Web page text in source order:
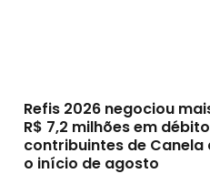
Refis 2026 negociou
R$ 7,2 milhões em
contribuintes de Canela
o início de agosto